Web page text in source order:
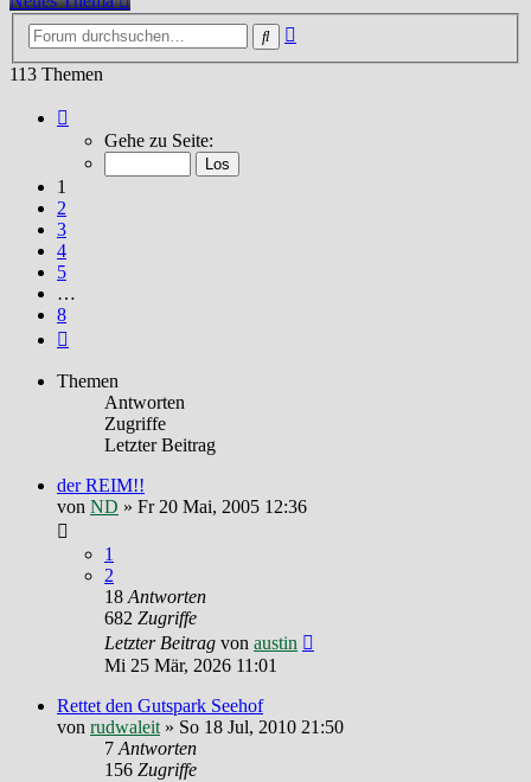
Suche
113 Themen
von
Gehe zu Seite:
1
2
3
4
5
…
8
Themen
Antworten
Zugriffe
Letzter Beitrag
der REIM!!
von ND » Fr 20 Mai, 2005 12:36
1
2
18Antworten
682 Zugriffe
Letzter Beitrag von austin
Mi 25 Mär, 2026 11:01
Rettet den Gutspark Seehof
von rudwaleit» So 18 Jul, 2010 21:50
7Antworten
156 Zugriffe